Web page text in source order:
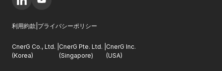
利用約款 プライバシーポリシー
CnerG Co., Ltd.
(Korea)
CnerG Pte. Ltd.
(Singapore)
CnerG Inc.
(USA)